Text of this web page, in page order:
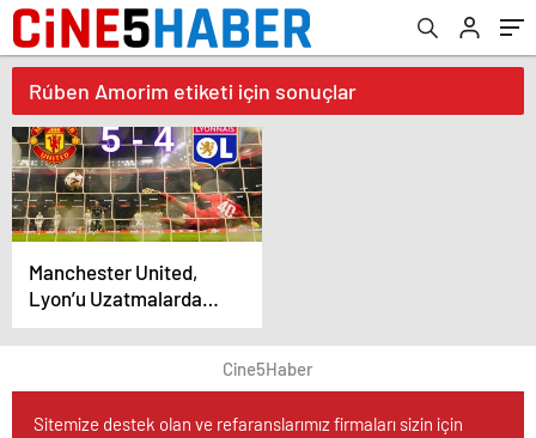
Rúben Amorim etiketi için sonuçlar
Manchester United,
Lyon’u Uzatmalarda
Devirerek Yarı Finale
Yükseldi
Cine5Haber
Sitemize destek olan ve refaranslarımız firmaları sizin için